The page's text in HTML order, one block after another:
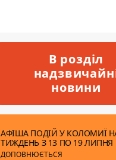
В розділ
новини
АФІША ПОДІЙ У КОЛОМИЇ
ТИЖДЕНЬ З 13 ПО 19 ЛИПНЯ
ДОПОВНЮЄТЬСЯ